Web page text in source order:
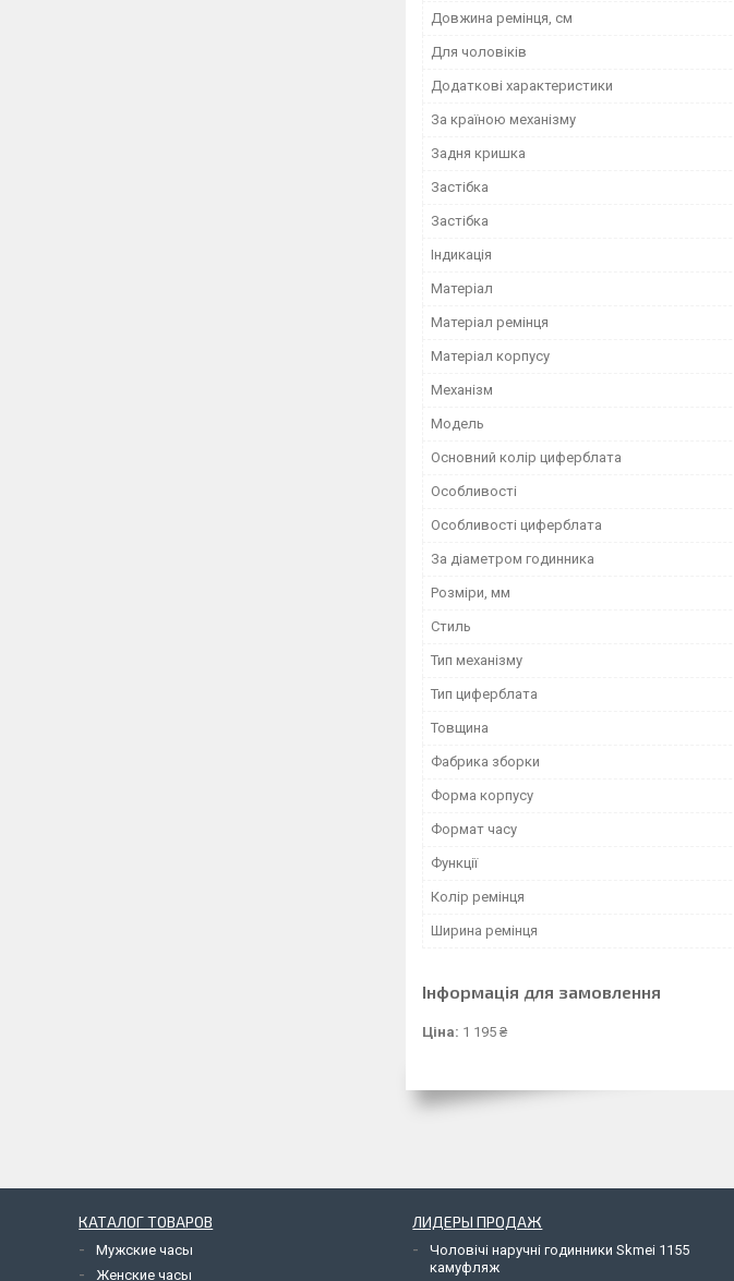
Довжина ремінця, см
Для чоловіків
Додаткові характеристики
За країною механізму
Задня кришка
Застібка
Застібка
Індикація
Матеріал
Матеріал ремінця
Матеріал корпусу
Механізм
Мoдель
Основний колір циферблата
Особливості
Особливості циферблата
За діаметром годинника
Розміри, мм
Стиль
Тип механізму
Тип циферблата
Товщина
Фабрика зборки
Форма корпусу
Формат часу
Функції
Колір ремінця
Ширина ремінця
Інформація для замовлення
Ціна: 1 195 ₴
КАТАЛОГ ТОВАРОВ
Мужские часы
Женские часы
ЛИДЕРЫ ПРОДАЖ
Чоловічі наручні годинники Skmei 1155
камуфляж